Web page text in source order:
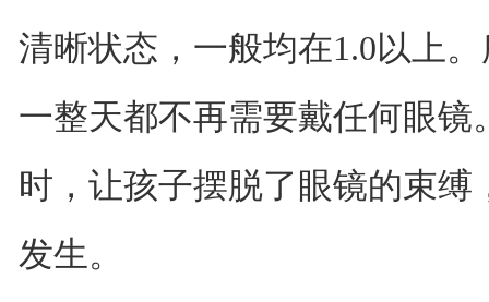
清晰状态，一般均在1.0以上
一整天都不再需要戴任何眼镜
时，让孩子摆脱了眼镜的束
发生。